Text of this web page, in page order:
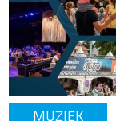
MUZIEK